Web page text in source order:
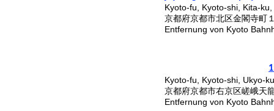
Kyoto-fu, Kyoto-shi, Kita-
京都府京都市北区金閣寺町
Entfernung von Kyoto
Kyoto-fu, Kyoto-shi, Ukyo-
京都府京都市右京区嵯峨天
Entfernung von Kyoto